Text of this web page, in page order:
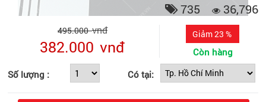
735 36,796
495.000vnđ
382.000 vnđ
Giảm 23 %
Còn hàng
Số lượng :
Có tại: